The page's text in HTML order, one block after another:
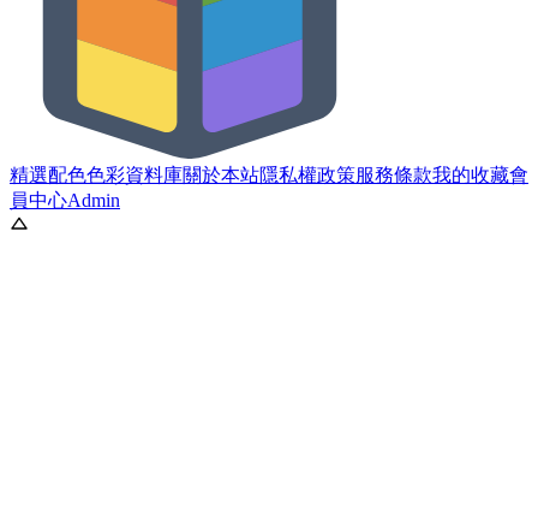
精選配色色彩資料庫關於本站隱私權政策服務條款我的收藏會
員中心Admin